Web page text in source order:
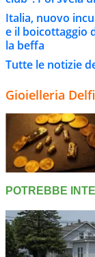
Italia, nuovo
e il boicottaggio
la beffa
Tutte le notizie
Gioielleria